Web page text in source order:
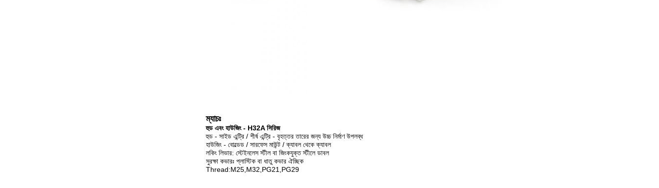
ম্যাচঃ
হুড এবং হাউজিং - H32A সিরিজ
হুড - সাইড এন্ট্রি / শীর্ষ এন্ট্রি - বৃহত্তর তারের জন্য উচ্চ নির্মাণ উপলব্ধ
হাউজিং - বোল্ডেড / সারফেস মাউন্ট / ক্যাবল থেকে ক্যাবল
লকিং লিভার: স্টেইনলেস স্টীল বা জিংকযুক্ত স্টীলে ডাবল
সুরক্ষা কভারঃ প্লাস্টিক বা ধাতু কভার ঐচ্ছিক
Thread:M25,M32,PG21,PG29